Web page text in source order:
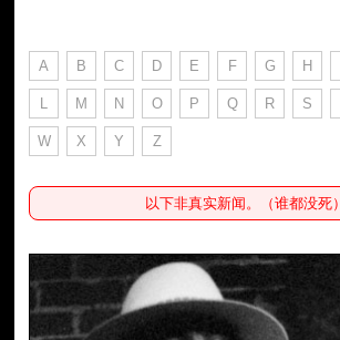
A B C D E F G H
L M N O P Q R S
W X Y Z
以下非真实新闻。（谁都没死）